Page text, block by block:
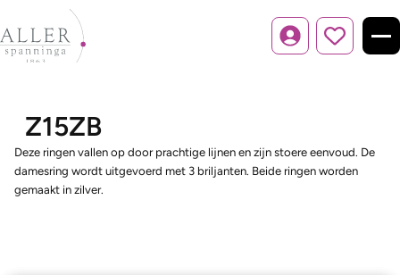
Inloggen
Z15ZB
Deze ringen vallen op door prachtige lijnen en zijn stoere eenvoud. De
damesring wordt uitgevoerd met 3 briljanten. Beide ringen worden
gemaakt in zilver.